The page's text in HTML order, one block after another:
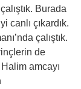
Burada
canlı çıkardık.
çalıştık.
de
amcayı